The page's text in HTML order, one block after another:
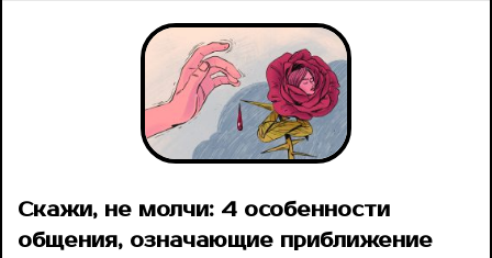
Скажи, не молчи: 4 особенности
общения, означающие приближение